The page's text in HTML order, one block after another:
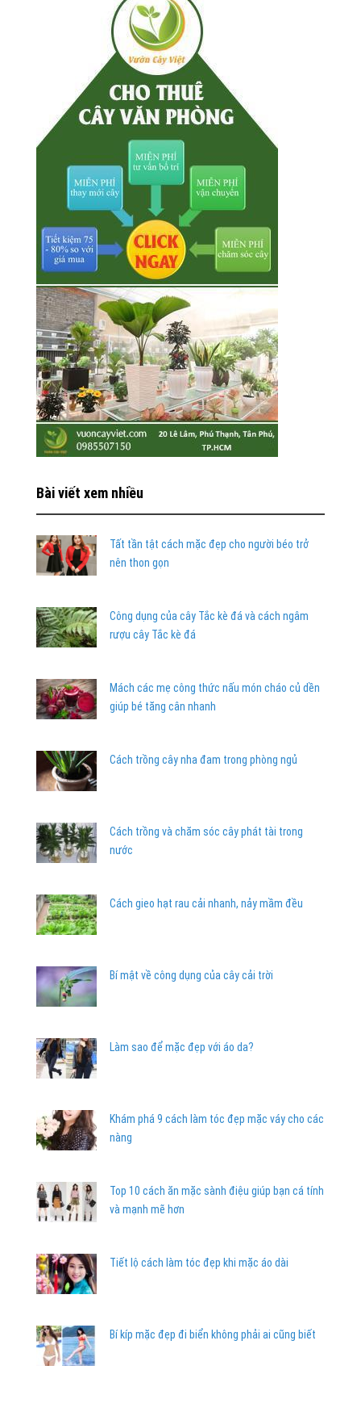
Bài viết xem nhiều
Tất tần tật cách mặc đẹp cho người béo trở
nên thon gọn
Công dụng của cây Tắc kè đá và cách ngâm
rượu cây Tắc kè đá
Mách các mẹ công thức nấu món cháo củ dền
giúp bé tăng cân nhanh
Cách trồng cây nha đam trong phòng ngủ
Cách trồng và chăm sóc cây phát tài trong
nước
Cách gieo hạt rau cải nhanh, nảy mầm đều
Bí mật về công dụng của cây cải trời
Làm sao để mặc đẹp với áo da?
Khám phá 9 cách làm tóc đẹp mặc váy cho các
nàng
Top 10 cách ăn mặc sành điệu giúp bạn cá tính
và mạnh mẽ hơn
Tiết lộ cách làm tóc đẹp khi mặc áo dài
Bí kíp mặc đẹp đi biển không phải ai cũng biết